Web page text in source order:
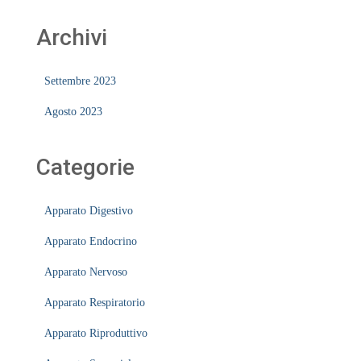
Archivi
Settembre 2023
Agosto 2023
Categorie
Apparato Digestivo
Apparato Endocrino
Apparato Nervoso
Apparato Respiratorio
Apparato Riproduttivo